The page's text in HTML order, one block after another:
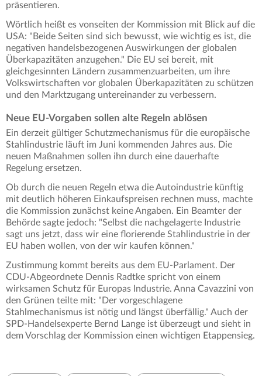
präsentieren.
Wörtlich heißt es vonseiten der Kommission mit Blick auf die
USA: "Beide Seiten sind sich bewusst, wie wichtig es ist, die
negativen handelsbezogenen Auswirkungen der globalen
Überkapazitäten anzugehen." Die EU sei bereit, mit
gleichgesinnten Ländern zusammenzuarbeiten, um ihre
Volkswirtschaften vor globalen Überkapazitäten zu schützen
und den Marktzugang untereinander zu verbessern.
Neue EU-Vorgaben sollen alte Regeln ablösen
Ein derzeit gültiger Schutzmechanismus für die europäische
Stahlindustrie läuft im Juni kommenden Jahres aus. Die
neuen Maßnahmen sollen ihn durch eine dauerhafte
Regelung ersetzen.
Ob durch die neuen Regeln etwa die Autoindustrie künftig
mit deutlich höheren Einkaufspreisen rechnen muss, machte
die Kommission zunächst keine Angaben. Ein Beamter der
Behörde sagte jedoch: "Selbst die nachgelagerte Industrie
sagt uns jetzt, dass wir eine florierende Stahlindustrie in der
EU haben wollen, von der wir kaufen können."
Zustimmung kommt bereits aus dem EU-Parlament. Der
CDU-Abgeordnete Dennis Radtke spricht von einem
wirksamen Schutz für Europas Industrie. Anna Cavazzini von
den Grünen teilte mit: "Der vorgeschlagene
Stahlmechanismus ist nötig und längst überfällig." Auch der
SPD-Handelsexperte Bernd Lange ist überzeugt und sieht in
dem Vorschlag der Kommission einen wichtigen Etappensieg.